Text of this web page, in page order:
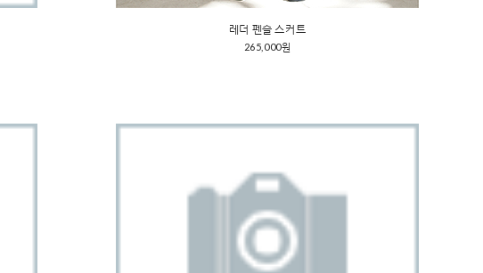
레더 펜슬 스커트
265,000원